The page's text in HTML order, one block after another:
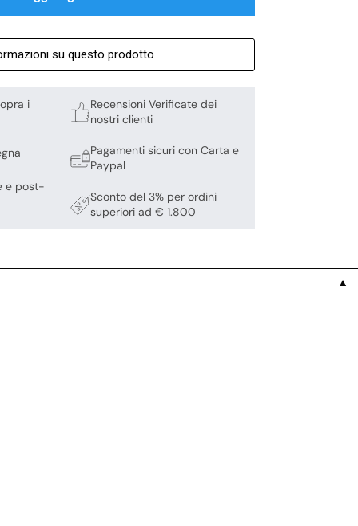
su questo prodotto
i
e post-
Recensioni Verificate dei
nostri clienti
Pagamenti sicuri con Carta e
Paypal
Sconto del 3% per ordini
superiori ad € 1.800
▼